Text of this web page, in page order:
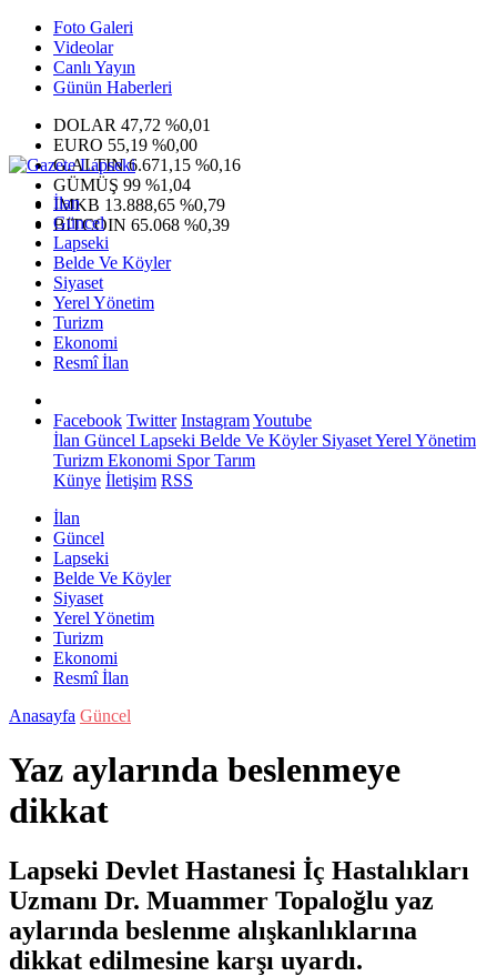
Foto Galeri
Videolar
Canlı Yayın
Günün Haberleri
DOLAR 47,72 %0,01
EURO 55,19 %0,00
G.ALTIN6.671,15 %0,16
GÜMÜŞ 99 %1,04
IMKB 13.888,65 %0,79
BITCOIN 65.068 %0,39
İlan
Güncel
Lapseki
Belde Ve Köyler
Siyaset
Yerel Yönetim
Turizm
Ekonomi
Resmî İlan
Facebook Twitter InstagramYoutube
İlan Güncel Lapseki Belde Ve KöylerSiyasetYerel Yönetim
Turizm Ekonomi SporTarım
Künye İletişim RSS
İlan
Güncel
Lapseki
Belde Ve Köyler
Siyaset
Yerel Yönetim
Turizm
Ekonomi
Resmî İlan
Anasayfa Güncel
Yaz aylarında beslenmeye
dikkat
Lapseki Devlet Hastanesi İç Hastalıkları
Uzmanı Dr. Muammer Topaloğlu yaz
aylarında beslenme alışkanlıklarına
dikkat edilmesine karşı uyardı.